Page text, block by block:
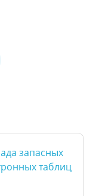
запасных
таблиц